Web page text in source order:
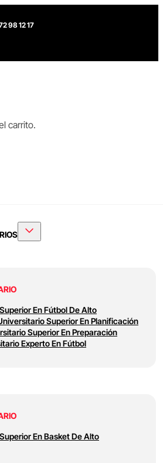
98 12 17
carrito.
En Fútbol De Alto
Superior En Planificación
Superior En Preparación
Experto En Fútbol
En Basket De Alto